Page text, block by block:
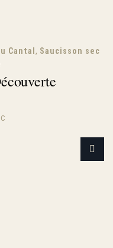
Cantal , Saucisson sec